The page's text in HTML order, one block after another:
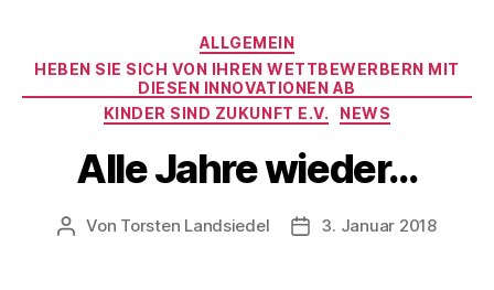
Kategorien
ALLGEMEIN
HEBEN SIE SICH VON IHREN WETTBEWERBERN MIT
DIESEN INNOVATIONEN AB
KINDER SIND ZUKUNFT E.V.
NEWS
Alle Jahre wieder…
Beitragsautor
Von Torsten Landsiedel Veröffentlichungsdatum
3. Januar 2018